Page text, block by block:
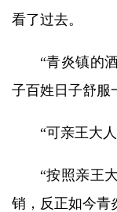
看了过去。
“青炎镇的
子百姓日子舒服
“可亲王大
“按照亲王
销，反正如今青